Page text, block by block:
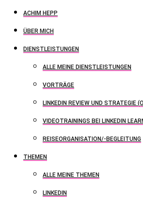
ACHIM HEPP
ÜBER MICH
DIENSTLEISTUNGEN
ALLE MEINE DIENSTLEISTUNGEN
VORTRÄGE
LINKEDIN REVIEW UND STRATEGIE
VIDEOTRAININGS BEI LINKEDIN
REISEORGANISATION/-BEGLEITUNG
THEMEN
ALLE MEINE THEMEN
LINKEDIN